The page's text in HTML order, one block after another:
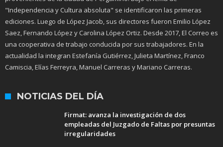
"Independencia y Cultura absoluta" se identificaron las primeras
ediciones. Luego de López Jacob, sus directores fueron Emilio López
Saez, Fernando López y Carolina López Ortiz. Desde 2017, El Correo es
una cooperativa de trabajo conducida por sus trabajadores. En la
actualidad la integran Estefanía Gutiérrez, Julieta Martínez, Franco
Camiscia, Elías Ferreyra, Manuel Carreras y Mariano Carreras.
NOTICIAS DEL DÍA
Firmat: avanza la investigación de dos
empleadas del Juzgado de Faltas por presuntas
irregularidades